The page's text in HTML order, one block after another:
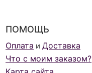
ПОМОЩЬ
Оплата и Доставка
Что с моим заказом?